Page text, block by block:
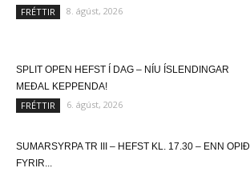
FRÉTTIR 8. ágúst, 2026
SPLIT OPEN HEFST Í DAG – NÍU ÍSLENDINGAR
MEÐAL KEPPENDA!
FRÉTTIR 6. ágúst, 2026
SUMARSYRPA TR III – HEFST KL. 17.30 – ENN OPIÐ
FYRIR...